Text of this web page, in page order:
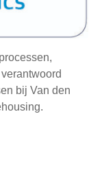
bij Van den